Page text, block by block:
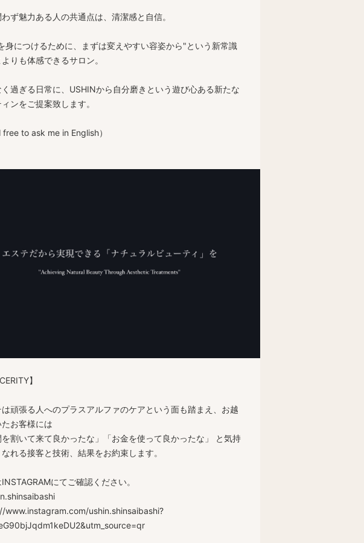
ず魅力ある人の共通点は、清潔感と自信。
身につけるために、まずは変えやすい容姿から"という新常識
りも体感できるサロン。
過ぎる日常に、USHINから自分磨きという遊び心ある新たな
ンをご提案致します。
free to ask me in English）
】
は頑張る人へのプラスアルファのケアという面も踏まえ、お越
たお客様には
を割いて来て良かったな」「お金を使って良かったな」 と気持
れる接客と技術、結果をお約束します。
にてご確認ください。
www.instagram.com/ushin.shinsaibashi?